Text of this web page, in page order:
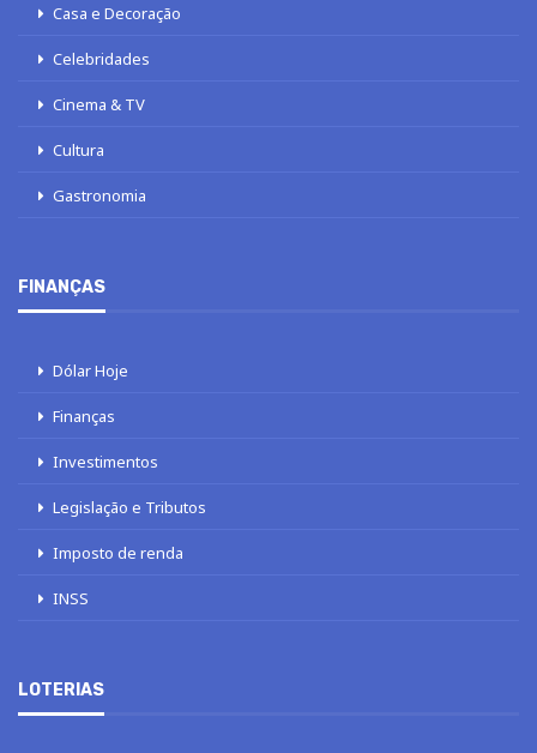
Casa e Decoração
Celebridades
Cinema & TV
Cultura
Gastronomia
FINANÇAS
Dólar Hoje
Finanças
Investimentos
Legislação e Tributos
Imposto de renda
INSS
LOTERIAS